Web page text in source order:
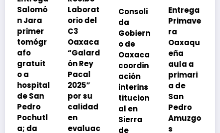
Laborat
orio del
C3
Oaxaca
“Galard
ón Rey
Pacal
2025”
por su
calidad
en
evaluac
Consoli
da
Gobiern
o de
Oaxaca
coordin
ación
interins
titucion
al en
Sierra
de
Entrega
Primave
ra
Oaxaqu
eña
aula a
primari
a de
San
Pedro
Amuzgo
s
Exhorta
SSO a
vacuna
rse de
neumoc
oco
para
preveni
r la
neumon
ía